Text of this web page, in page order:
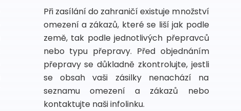
Při zasílání do zahraničí existuje množství
omezení a zákazů, které se liší jak podle
země, tak podle jednotlivých přepravců
nebo typu přepravy. Před objednáním
přepravy se důkladně zkontrolujte, jestli
se obsah vaši zásilky nenachází na
seznamu omezení a zákazů nebo
kontaktujte naši infolinku.